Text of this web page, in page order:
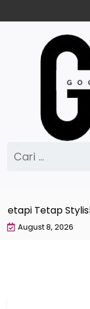
to
untuk:
tetapi Tetap
August 8, 2026